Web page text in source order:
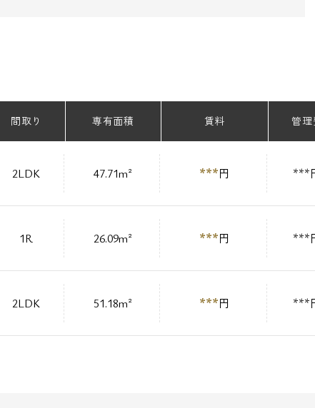
間取り 専有面積 賃料 管
2LDK 47.71m² ***円 ***
1R 26.09m² ***円 ***
2LDK 51.18m² ***円 ***